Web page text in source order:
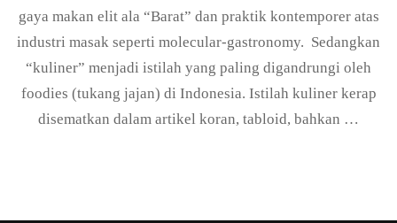
gaya makan elit ala “Barat” dan praktik kontemporer atas
industri masak seperti molecular-gastronomy. Sedangkan
“kuliner” menjadi istilah yang paling digandrungi oleh
foodies (tukang jajan) di Indonesia. Istilah kuliner kerap
disematkan dalam artikel koran, tabloid, bahkan …